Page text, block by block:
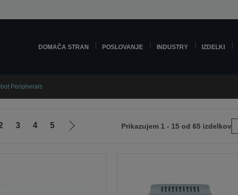
DOMAČA STRAN POSLOVANJE INDUSTRY IZDELKI
Peripherals
3 4 5
Pojdi
Prikazujem 1 - 15 od 65 izdelkov